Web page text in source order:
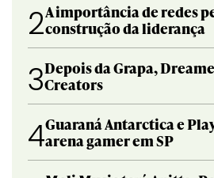
2A importância de redes
construção da liderança
3Depois da Grapa,
Creators
4Guaraná Antarctica e
arena gamer em SP